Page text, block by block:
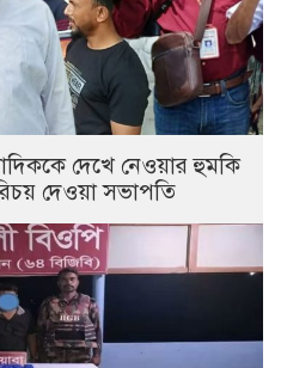
দেখে নেওয়ার হুমকি
দেওয়া সভাপতি